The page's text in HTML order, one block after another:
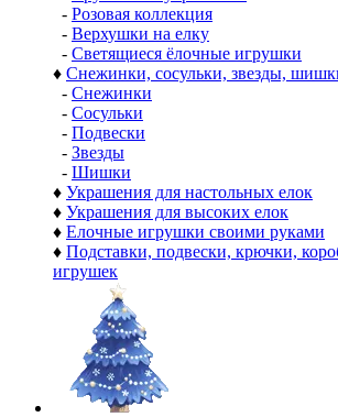
- Розовая коллекция
- Верхушки на елку
- Светящиеся ёлочные игрушки
♦ Снежинки, сосульки, звезды,
- Снежинки
- Сосульки
- Подвески
- Звезды
- Шишки
♦ Украшения для настольных елок
♦ Украшения для высоких елок
♦ Елочные игрушки своими руками
♦ Подставки, подвески, крючки,
игрушек